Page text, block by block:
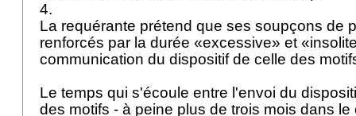
4.
La requérante prétend que ses soupçons de
renforcés par la durée «excessive» et
communication du dispositif de celle des
Le temps qui s'écoule entre l'envoi du
des motifs - à peine plus de trois mois dans